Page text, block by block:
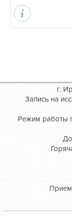
г.
Запись на
Режим работы